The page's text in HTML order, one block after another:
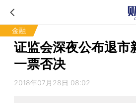
金融
证监会深夜公布退市
一票否决
2018年07月28日 08:02